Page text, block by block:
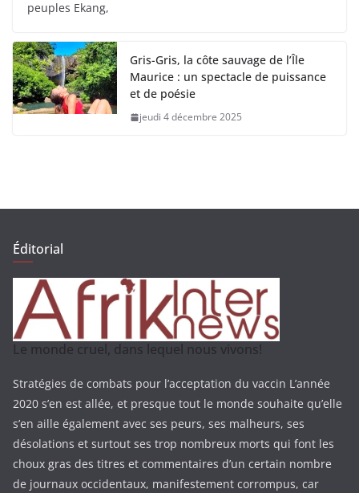
peuples Ekang,
Gris-Gris, la côte sauvage de l’Île
Maurice : un spectacle de puissance
et de poésie
jeudi 4 décembre 2025
Éditorial
Le monde cruel, dans lequel nous vivons!
Stratégies de combats pour l’acceptation du vaccin L’année
2020 s’en est allée, et presque tout le monde souhaite qu’elle
s’en aille également avec ses peurs, ses malheurs, ses
désolations et surtout ses trop nombreux morts qui font les
choux gras des titres et commentaires d’un certain nombre
de journaux occidentaux, manifestement corrompus, car